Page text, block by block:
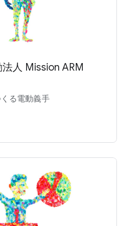
人 Mission ARM
る電動義手